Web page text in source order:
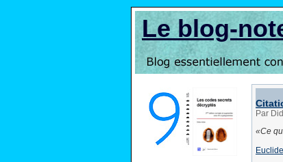
Le blog-
Par
Ce
Euclide